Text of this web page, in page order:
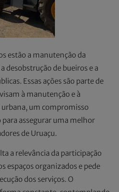
estão a manutenção da
desobstrução de bueiros e a
Essas ações são parte de
à manutenção e à
um compromisso
assegurar uma melhor
de Uruaçu.
a relevância da participação
espaços organizados e pede
dos serviços. O